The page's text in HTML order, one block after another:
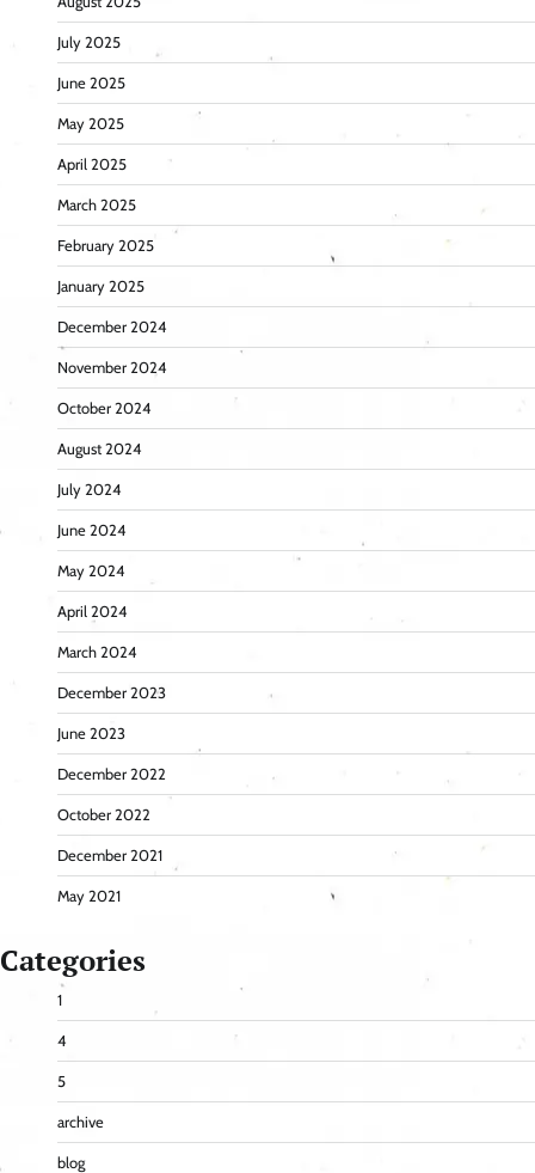
July 2025
June 2025
May 2025
April 2025
March 2025
February 2025
January 2025
December 2024
November 2024
October 2024
August 2024
July 2024
June 2024
May 2024
April 2024
March 2024
December 2023
June 2023
December 2022
October 2022
December 2021
May 2021
Categories
1
4
5
archive
blog